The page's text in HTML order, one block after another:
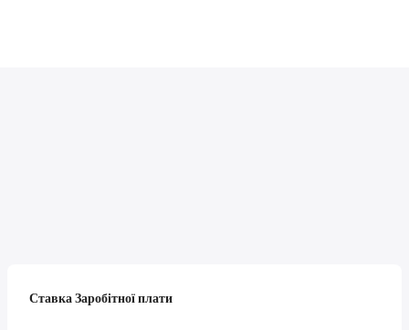
Ставка Заробітної плати